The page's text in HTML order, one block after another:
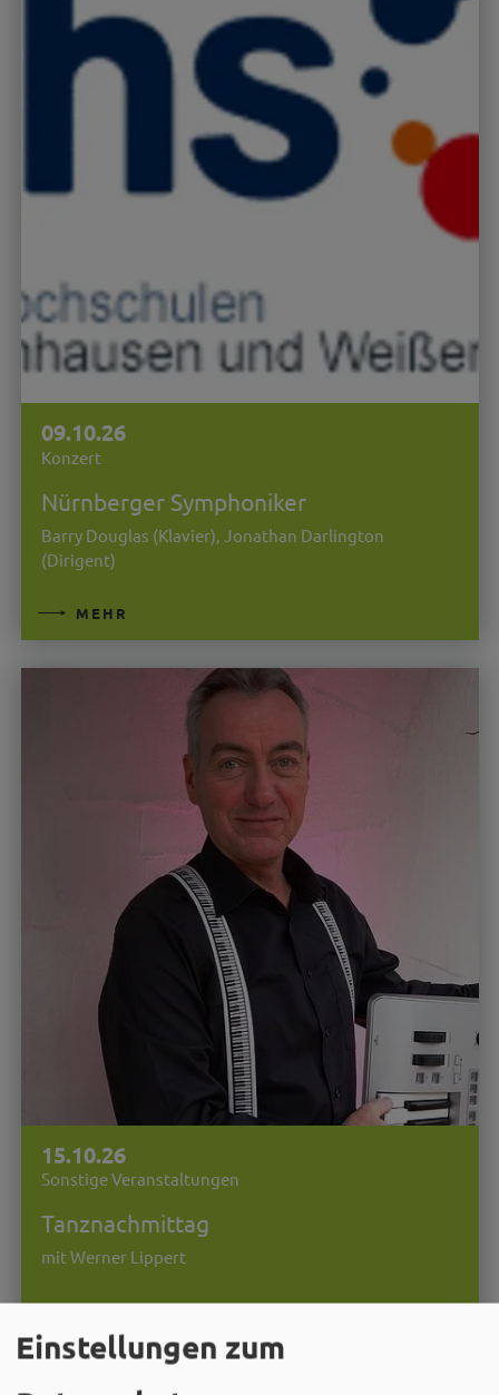
09.10.26
Konzert
Nürnberger Symphoniker
Barry Douglas (Klavier), Jonathan Darlington
(Dirigent)
MEHR
15.10.26
Sonstige Veranstaltungen
Tanznachmittag
mit Werner Lippert
MEHR
Einstellungen zum